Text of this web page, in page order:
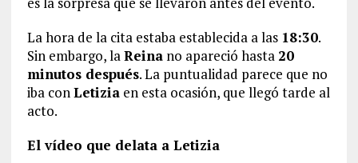
La hora de la cita estaba establecida a las 18:30.
Sin embargo, laReinano apareció hasta 20
minutos después. La puntualidad parece que no
iba conLetiziaen esta ocasión, que llegó tarde al
acto.
El vídeo que delata a Letizia